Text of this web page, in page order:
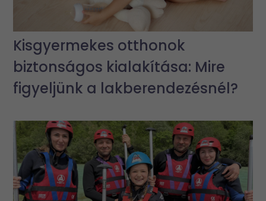
Kisgyermekes otthonok
biztonságos kialakítása: Mire
figyeljünk a lakberendezésnél?